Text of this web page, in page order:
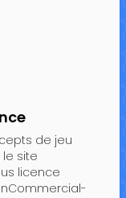
de jeu
site
licence